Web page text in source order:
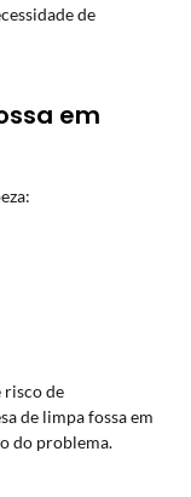
de
em
risco de
de limpa fossa em
do problema.